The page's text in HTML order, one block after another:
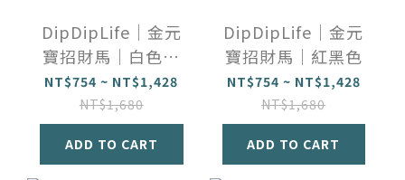
DipDipLife｜金元
寶招財馬｜白色細
斑
NT$754 ~ NT$1,428
NT$1,680
ADD TO CART
DipDipLife｜金元
寶招財馬｜紅黑色
NT$754 ~ NT$1,428
NT$1,680
ADD TO CART